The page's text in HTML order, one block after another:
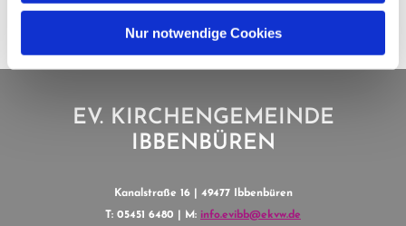
Nur notwendige Cookies
EV. KIRCHENGEMEINDE
IBBENBÜREN
Kanalstraße 16 | 49477 Ibbenbüren
T: 05451 6480 | M: info.evibb@ekvw.de